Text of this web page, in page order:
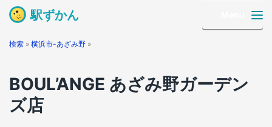
駅ずかん
検索 » 横浜市-あざみ野 »
BOUL’ANGE あざみ野ガーデン
ズ店